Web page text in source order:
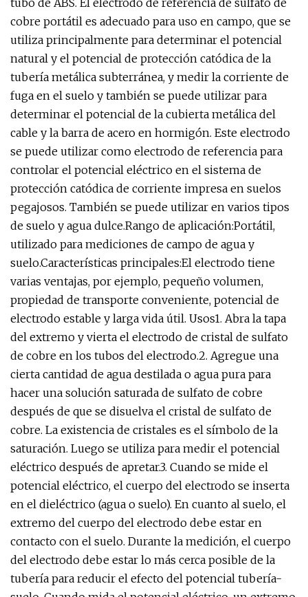
tubo de ABS. El electrodo de referencia de sulfato de
cobre portátil es adecuado para uso en campo, que se
utiliza principalmente para determinar el potencial
natural y el potencial de protección catódica de la
tubería metálica subterránea, y medir la corriente de
fuga en el suelo y también se puede utilizar para
determinar el potencial de la cubierta metálica del
cable y la barra de acero en hormigón. Este electrodo
se puede utilizar como electrodo de referencia para
controlar el potencial eléctrico en el sistema de
protección catódica de corriente impresa en suelos
pegajosos. También se puede utilizar en varios tipos
de suelo y agua dulce.Rango de aplicación:Portátil,
utilizado para mediciones de campo de agua y
suelo.Características principales:El electrodo tiene
varias ventajas, por ejemplo, pequeño volumen,
propiedad de transporte conveniente, potencial de
electrodo estable y larga vida útil. Usos1. Abra la tapa
del extremo y vierta el electrodo de cristal de sulfato
de cobre en los tubos del electrodo.2. Agregue una
cierta cantidad de agua destilada o agua pura para
hacer una solución saturada de sulfato de cobre
después de que se disuelva el cristal de sulfato de
cobre. La existencia de cristales es el símbolo de la
saturación. Luego se utiliza para medir el potencial
eléctrico después de apretar.3. Cuando se mide el
potencial eléctrico, el cuerpo del electrodo se inserta
en el dieléctrico (agua o suelo). En cuanto al suelo, el
extremo del cuerpo del electrodo debe estar en
contacto con el suelo. Durante la medición, el cuerpo
del electrodo debe estar lo más cerca posible de la
tubería para reducir el efecto del potencial tubería-